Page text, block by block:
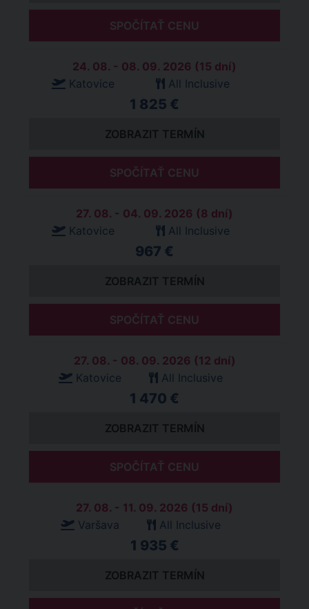
SPOČÍTAŤ CENU
24. 08. - 08. 09. 2026 (15 dní)
Katovice
All Inclusive
1 825 €
ZOBRAZIT TERMÍN
SPOČÍTAŤ CENU
27. 08. - 04. 09. 2026 (8 dní)
Katovice
All Inclusive
967 €
ZOBRAZIT TERMÍN
SPOČÍTAŤ CENU
27. 08. - 08. 09. 2026 (12 dní)
Katovice
All Inclusive
1 470 €
ZOBRAZIT TERMÍN
SPOČÍTAŤ CENU
27. 08. - 11. 09. 2026 (15 dní)
Varšava
All Inclusive
1 935 €
ZOBRAZIT TERMÍN